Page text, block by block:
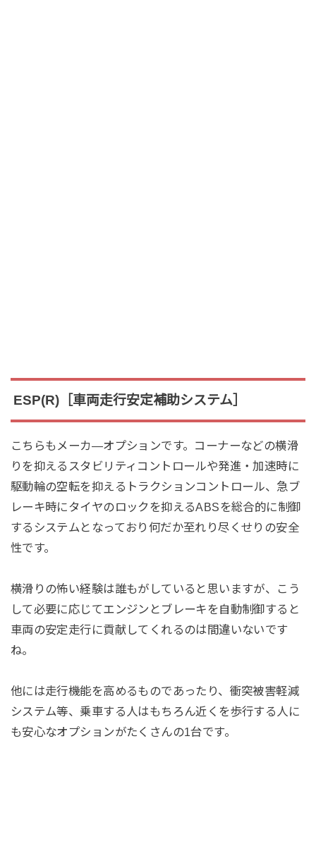
ESP(R)［車両走行安定補助システム］
こちらもメーカ―オプションです。コーナーなどの横滑
りを抑えるスタビリティコントロールや発進・加速時に
駆動輪の空転を抑えるトラクションコントロール、急ブ
レーキ時にタイヤのロックを抑えるABSを総合的に制御
するシステムとなっており何だか至れり尽くせりの安全
性です。
横滑りの怖い経験は誰もがしていると思いますが、こう
して必要に応じてエンジンとブレーキを自動制御すると
車両の安定走行に貢献してくれるのは間違いないです
ね。
他には走行機能を高めるものであったり、衝突被害軽減
システム等、乗車する人はもちろん近くを歩行する人に
も安心なオプションがたくさんの1台です。